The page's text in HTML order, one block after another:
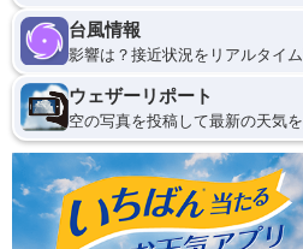
台風情報
影響は？接近状況をリアルタイ
ウェザーリポート
空の写真を投稿して最新の天気